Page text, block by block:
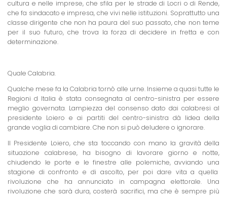
cultura e nelle imprese, che sfila per le strade di Locri o di Rende,
che fa sindacato e impresa, che vivi nelle istituzioni. Soprattutto una
classe dirigente che non ha paura del suo passato, che non teme
per il suo futuro, che trova la forza di decidere in fretta e con
determinazione.
Quale Calabria.
Qualche mese fa la Calabria tornò alle urne. Insieme a quasi tutte le
Regioni d Italia è stata consegnata al centro-sinistra per essere
meglio governata. Lampiezza del consenso dato dai calabresi al
presidente Loiero e ai partiti del centro-sinistra dà lidea della
grande voglia di cambiare. Che non si può deludere o ignorare.
Il Presidente Loiero, che sta toccando con mano la gravità della
situazione calabrese, ha bisogno di lavorare giorno e notte,
chiudendo le porte e le finestre alle polemiche, avviando una
stagione di confronto e di ascolto, per poi dare vita a quella
rivoluzione che ha annunciato in campagna elettorale. Una
rivoluzione che sarà dura, costerà sacrifici, ma che è sempre più